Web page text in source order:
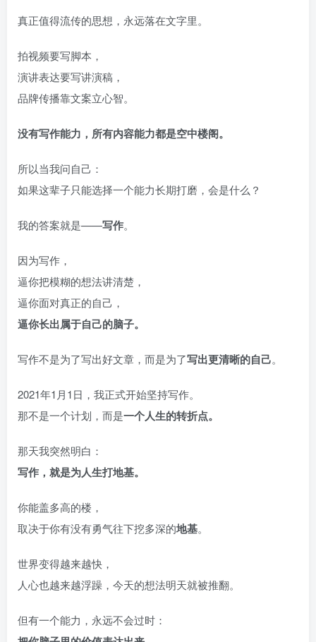
真正值得流传的思想，永远落在文字里。
拍视频要写脚本，
演讲表达要写讲演稿，
品牌传播靠文案立心智。
没有写作能力，所有内容能力都是空中楼阁。
所以当我问自己：
如果这辈子只能选择一个能力长期打磨，会是什么？
我的答案就是——写作。
因为写作，
逼你把模糊的想法讲清楚，
逼你面对真正的自己，
逼你长出属于自己的脑子。
写作不是为了写出好文章，而是为了写出更清晰的自己。
2021年1月1日，我正式开始坚持写作。
那不是一个计划，而是一个人生的转折点。
那天我突然明白：
写作，就是为人生打地基。
你能盖多高的楼，
取决于你有没有勇气往下挖多深的地基。
世界变得越来越快，
人心也越来越浮躁，今天的想法明天就被推翻。
但有一个能力，永远不会过时：